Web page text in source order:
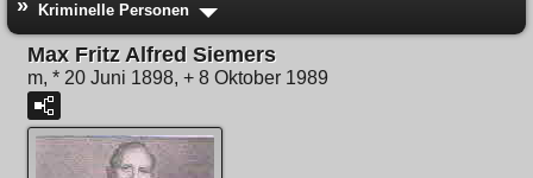
Kriminelle Personen
Max Fritz Alfred Siemers
m, * 20 Juni 1898, + 8 Oktober 1989